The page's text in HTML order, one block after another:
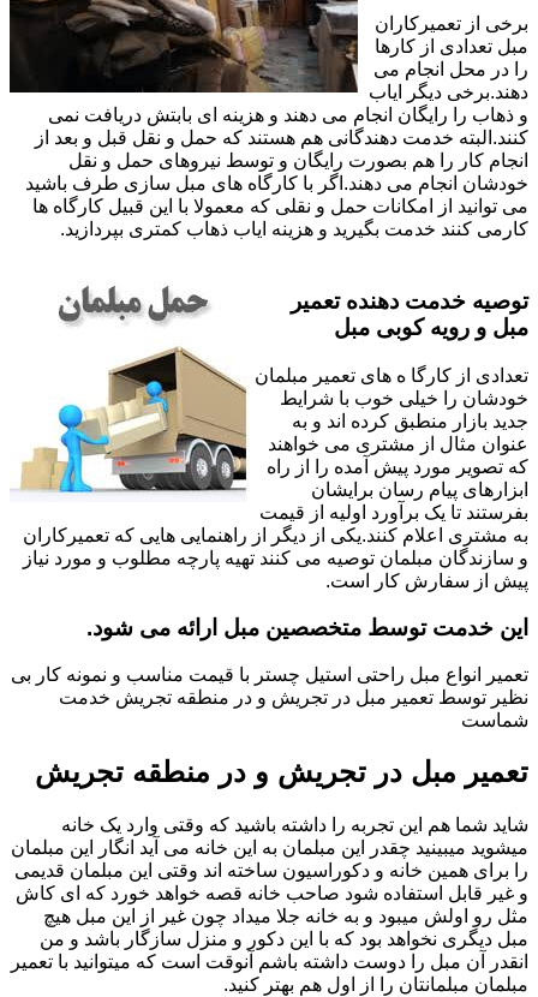
برخی از تعمیرکاران
مبل تعدادی از کارها
را در محل انجام می
دهند.برخی دیگر ایاب
و ذهاب را رایگان انجام می دهند و هزینه ای بابتش دریافت نمی
کنند.البته خدمت دهندگانی هم هستند که حمل و نقل قبل و بعد از
انجام کار را هم بصورت رایگان و توسط نیروهای حمل و نقل
خودشان انجام می دهند.اگر با کارگاه های مبل سازی طرف باشید
می توانید از امکانات حمل و نقلی که معمولا با این قبیل کارگاه ها
کارمی کنند خدمت بگیرید و هزینه ایاب ذهاب کمتری بپردازید.
توصیه خدمت دهنده تعمیر
مبل و رویه کوبی مبل
تعدادی از کارگا ه های تعمیر مبلمان
خودشان را خیلی خوب با شرایط
جدید بازار منطبق کرده اند و به
عنوان مثال از مشتری می خواهند
که تصویر مورد پیش آمده را از راه
ابزارهای پیام رسان برایشان
بفرستند تا یک برآورد اولیه از قیمت
به مشتری اعلام کنند.یکی از دیگر از راهنمایی هایی که تعمیرکاران
و سازندگان مبلمان توصیه می کنند تهیه پارچه مطلوب و مورد نیاز
پیش از سفارش کار است.
این خدمت توسط متخصصین مبل ارائه می شود.
تعمیر انواع مبل راحتی استیل چستر با قیمت مناسب و نمونه کار بی
نظیر توسط تعمیر مبل در تجریش و در منطقه تجریش خدمت
شماست
تعمیر مبل در تجریش و در منطقه تجریش
شاید شما هم این تجربه را داشته باشید که وقتی وارد یک خانه
میشوید میبینید چقدر این مبلمان به این خانه می آید انگار این مبلمان
را برای همین خانه و دکوراسیون ساخته اند وقتی این مبلمان قدیمی
و غیر قابل استفاده شود صاحب خانه قصه خواهد خورد که ای کاش
مثل رو اولش میبود و به خانه جلا میداد چون غیر از این مبل هیچ
مبل دیگری نخواهد بود که با این دکور و منزل سازگار باشد و من
انقدر آن مبل را دوست داشته باشم آنوقت است که میتوانید با تعمیر
مبلمان مبلمانتان را از اول هم بهتر کنید.